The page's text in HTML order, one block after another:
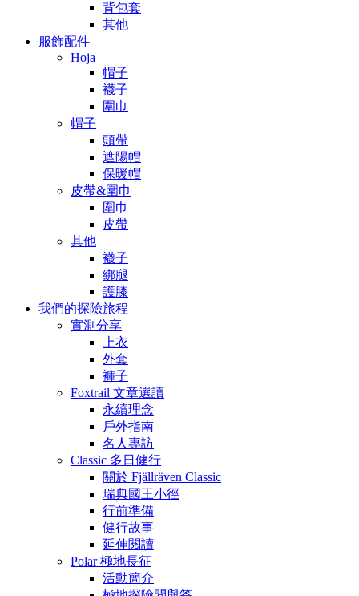
背包套
其他
服飾配件
Hoja
帽子
襪子
圍巾
帽子
頭帶
遮陽帽
保暖帽
皮帶&圍巾
圍巾
皮帶
其他
襪子
綁腿
護膝
我們的探險旅程
實測分享
上衣
外套
褲子
Foxtrail 文章選讀
永續理念
戶外指南
名人專訪
Classic 多日健行
關於 Fjällräven Classic
瑞典國王小徑
行前準備
健行故事
延伸閱讀
Polar 極地長征
活動簡介